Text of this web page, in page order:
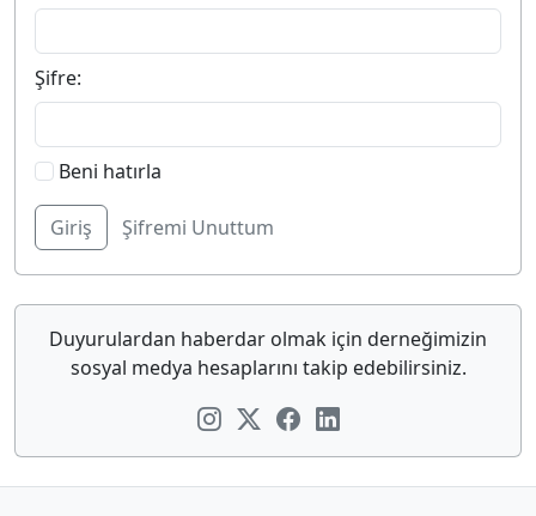
Şifre:
Beni hatırla
Şifremi Unuttum
Duyurulardan haberdar olmak için derneğimizin
sosyal medya hesaplarını takip edebilirsiniz.